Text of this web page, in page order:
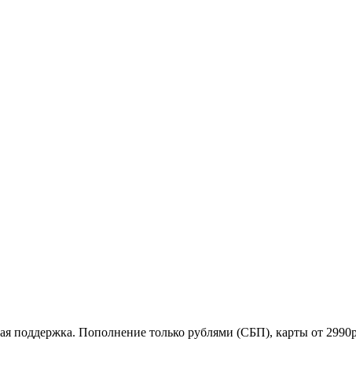
поддержка. Пополнение только рублями (СБП), карты от